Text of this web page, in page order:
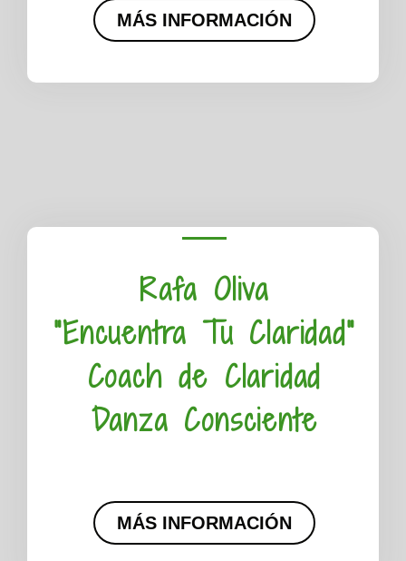
MÁS INFORMACIÓN
Rafa Oliva
"Encuentra Tu Claridad"
Coach de Claridad
Danza Consciente
MÁS INFORMACIÓN